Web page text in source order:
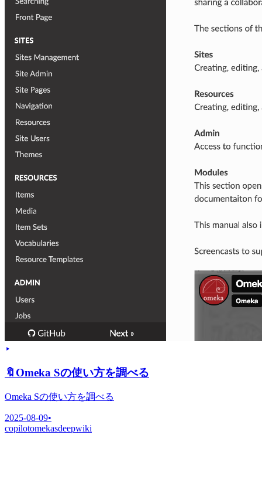
🔖 Omeka Sの使い方を調べる
Omeka Sの使い方を調べる
2025-08-09•
copilotomekasdeepwiki